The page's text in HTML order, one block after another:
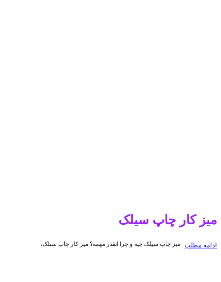
میز کار چاپ سیلک
میز چاپ سیلک چیه و چرا انقدر مهمه؟ میز کار چاپ سیلک، ادامه مطلب